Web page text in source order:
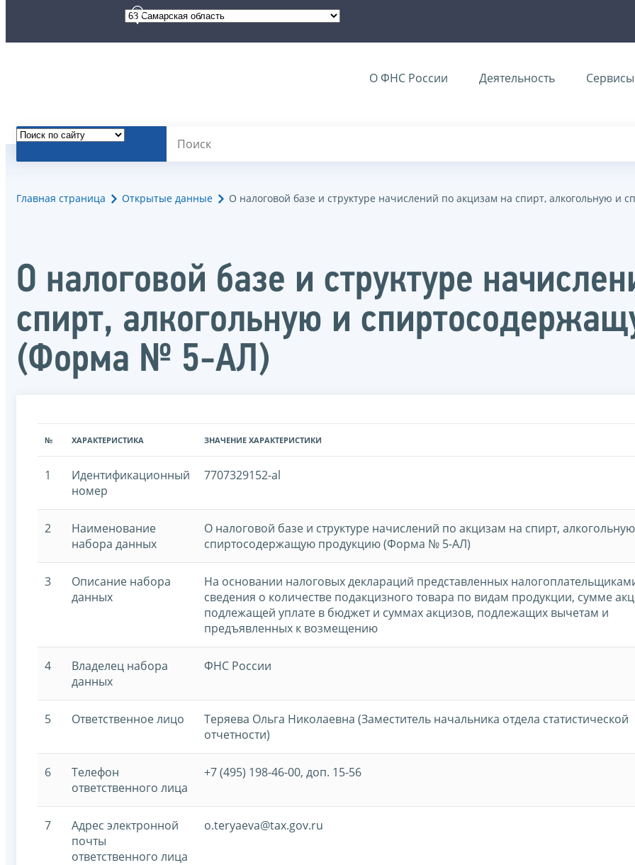
О ФНС России Деятельность Сервисы
Главная страница Открытые данные О налоговой базе и структуре начислений по акцизам на спирт, алкогольную
О налоговой базе и структуре
спирт, алкогольную и
(Форма № 5-АЛ)
№ ХАРАКТЕРИСТИКА ЗНАЧЕНИЕ ХАРАКТЕРИСТИКИ
1
Идентификационный
номер
7707329152-al
2
Наименование
набора данных
О налоговой базе и структуре начислений по акцизам на спирт,
спиртосодержащую продукцию (Форма № 5-АЛ)
3
Описание набора
данных
На основании налоговых деклараций представленных
сведения о количестве подакцизного товара по видам продукции, сумме
подлежащей уплате в бюджет и суммах акцизов, подлежащих вычетам и
предъявленных к возмещению
4
Владелец набора
данных
ФНС России
5 Ответственное лицо
Теряева Ольга Николаевна (Заместитель начальника отдела статистической
отчетности)
6
Телефон
ответственного лица
+7 (495) 198-46-00, доп. 15-56
7
Адрес электронной
почты
ответственного лица
o.teryaeva@tax.gov.ru